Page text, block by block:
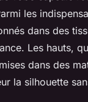
les
dans des
Les hauts,
dans des
la silhouette